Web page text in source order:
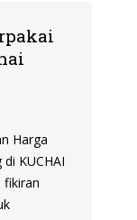
Harga
KUCHAI
fikiran